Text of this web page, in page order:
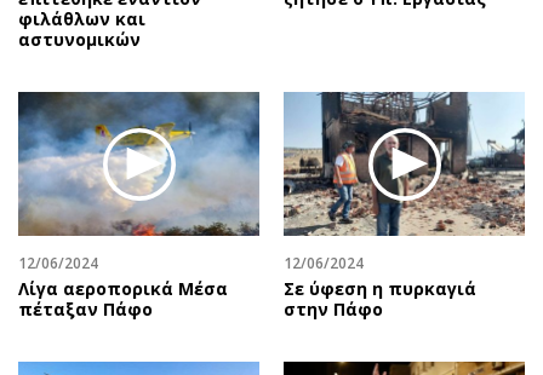
φιλάθλων και
αστυνομικών
12/06/2024
Λίγα αεροπορικά Μέσα
πέταξαν Πάφο
12/06/2024
Σε ύφεση η πυρκαγιά
στην Πάφο